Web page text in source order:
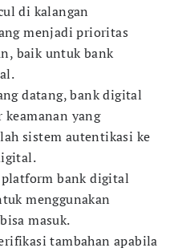
di kalangan
menjadi prioritas
baik untuk bank
datang, bank digital
yang
sistem autentikasi ke
platform bank digital
menggunakan
masuk.
tambahan apabila